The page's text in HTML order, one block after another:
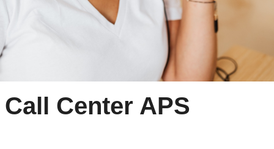
Call Center APS